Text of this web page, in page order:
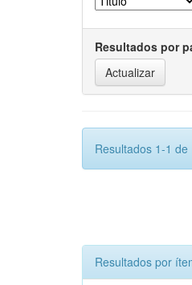
Resultados por
Resultados 1-1 de
Resultados por